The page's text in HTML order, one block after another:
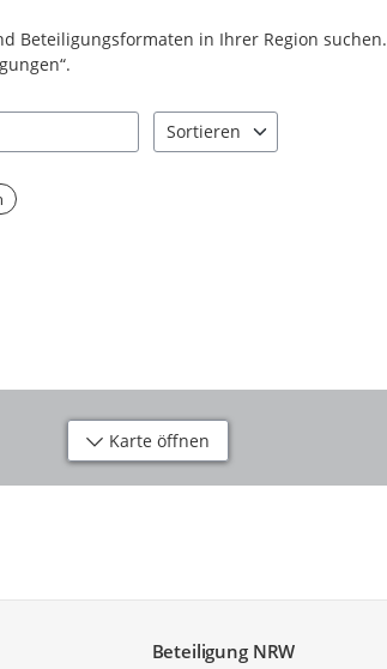
Beteiligungsformaten in Ihrer Region suchen.
Sortieren
Karte öffnen
Beteiligung NRW